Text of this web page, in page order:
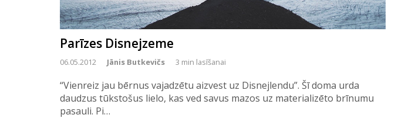
Parīzes Disnejzeme
06.05.2012 Jānis Butkevičs 3 min lasīšanai
“Vienreiz jau bērnus vajadzētu aizvest uz Disnejlendu”. Šī doma urda
daudzus tūkstošus lielo, kas ved savus mazos uz materializēto brīnumu
pasauli. Pi…